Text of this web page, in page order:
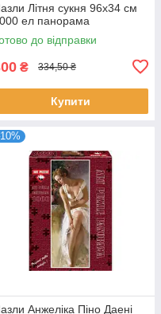
Літня сукня 96х34 см
ел панорама
до відправки
₴ 334,50 ₴
Купити
Анжеліка Піно Даені